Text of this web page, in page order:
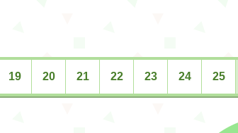
19 20 21 22 23 24 25